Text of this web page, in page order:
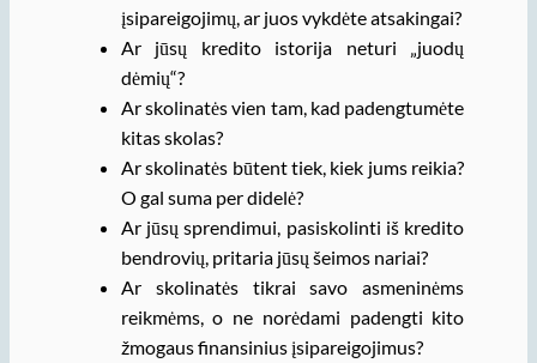
įsipareigojimų, ar juos vykdėte atsakingai?
Ar jūsų kredito istorija neturi „juodų
dėmių“?
Ar skolinatės vien tam, kad padengtumėte
kitas skolas?
Ar skolinatės būtent tiek, kiek jums reikia?
O gal suma per didelė?
Ar jūsų sprendimui, pasiskolinti iš kredito
bendrovių, pritaria jūsų šeimos nariai?
Ar skolinatės tikrai savo asmeninėms
reikmėms, o ne norėdami padengti kito
žmogaus finansinius įsipareigojimus?